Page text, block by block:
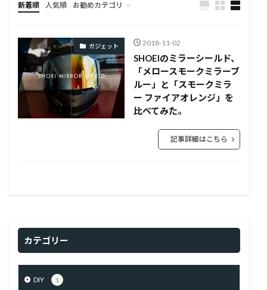
新着順 人気順 お勧めカテゴリ
TOP
ガジェット 2018-11-02
SHOEIのミラーシールド、
「メロースモークミラーブ
ルー」と「スモークミラ
ー ファイアオレンジ」を
比べてみた。
記事詳細はこちら
カテゴリー
DIY 1